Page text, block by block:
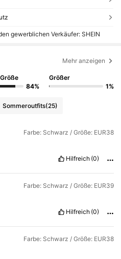
gewerblichen Verkäufer: SHEIN
Mehr anzeigen
84%
Größer
1%
Sommeroutfits(25)
Farbe: Schwarz / Größe: EUR38
Hilfreich (0)
Farbe: Schwarz / Größe: EUR39
Hilfreich (0)
Farbe: Schwarz / Größe: EUR38